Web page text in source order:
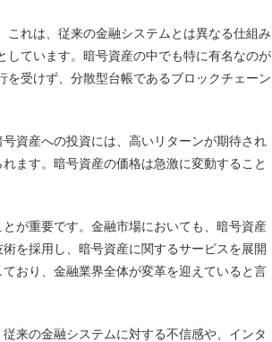
これは、従来の金融システムとは異なる仕組み
ています。暗号資産の中でも特に有名なのが
受けず、分散型台帳であるブロックチェーン
資産への投資には、高いリターンが期待され
ます。暗号資産の価格は急激に変動すること
が重要です。金融市場においても、暗号資産
を採用し、暗号資産に関するサービスを展開
おり、金融業界全体が変革を迎えていると言
来の金融システムに対する不信感や、インタ